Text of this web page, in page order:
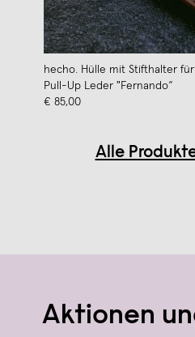
hecho. Hülle mit Stifthalter für
Pull-Up Leder "Fernando“
€ 85,00
Alle
Aktionen